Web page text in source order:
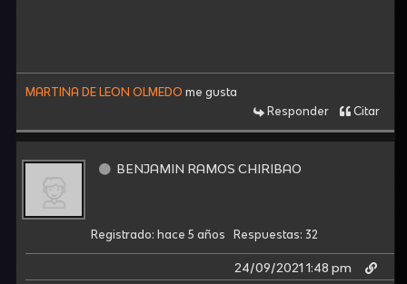
MARTINA DE LEON OLMEDO me gusta
Responder
Citar
BENJAMIN RAMOS CHIRIBAO
Registrado: hace 5 años Respuestas: 32
24/09/2021 1:48 pm